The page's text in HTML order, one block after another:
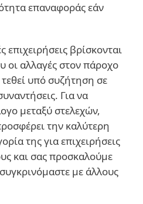
επαναφοράς εάν
επιχειρήσεις βρίσκονται
οι αλλαγές στον πάροχο
υπό συζήτηση σε
Για να
μεταξύ στελεχών,
την καλύτερη
της για επιχειρήσεις
και σας προσκαλούμε
με άλλους